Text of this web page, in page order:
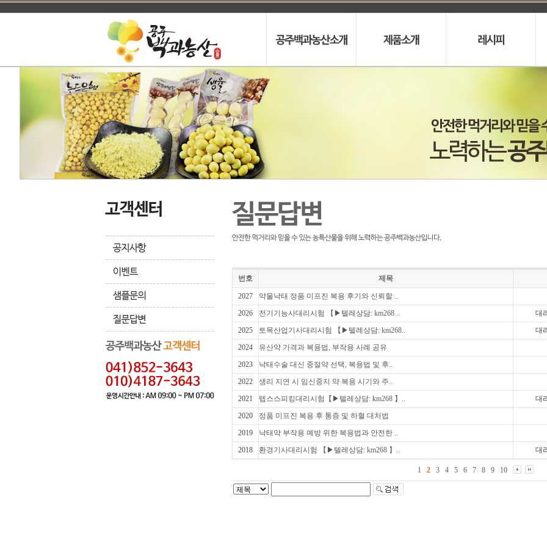
번호 제목
2027
약물낙태 정품 미프진 복용 후기와 신뢰할 ..
2026
전기기능사대리시험 【▶텔레상담: km268 ..
대
2025
토목산업기사대리시험 【▶텔레상담: km268..
대
2024
유산약 가격과 복용법, 부작용 사례 공유
2023
낙태수술 대신 중절약 선택, 복용법 및 후..
2022
생리 지연 시 임신중지 약 복용 시기와 주..
2021
텝스스피킹대리시험【▶텔레상담: km268 】..
대
2020
정품 미프진 복용 후 통증 및 하혈 대처법
2019
낙태약 부작용 예방 위한 복용법과 안전한 ..
2018
환경기사대리시험 【▶텔레상담: km268 】.. 대
1 2 3 4 5 6 7 8 9 10